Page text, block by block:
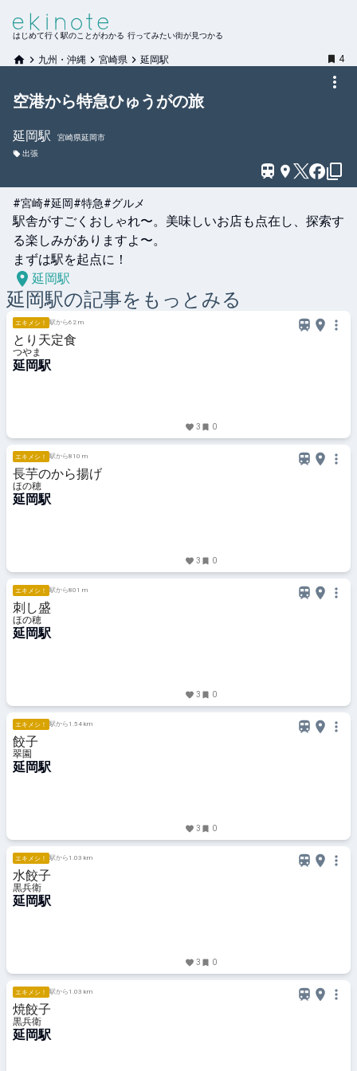
はじめて行く駅のことがわかる 行ってみたい街が見つかる
九州・沖縄 宮崎県 延岡駅 4
空港から特急ひゅうがの旅
延岡駅
宮崎県延岡市
出張
#宮崎#延岡#特急#グルメ
駅舎がすごくおしゃれ〜。美味しいお店も点在し、探索す
る楽しみがありますよ〜。
まずは駅を起点に！
延岡駅
延岡駅の記事をもっとみる
エキメシ！ 駅から62 m
とり天定食
つやま
延岡駅
3 0
エキメシ！ 駅から810 m
長芋のから揚げ
ほの穂
延岡駅
3 0
エキメシ！ 駅から801 m
刺し盛
ほの穂
延岡駅
3 0
エキメシ！ 駅から1.54 km
餃子
翠園
延岡駅
3 0
エキメシ！ 駅から1.03 km
水餃子
黒兵衛
延岡駅
3 0
エキメシ！ 駅から1.03 km
焼餃子
黒兵衛
延岡駅